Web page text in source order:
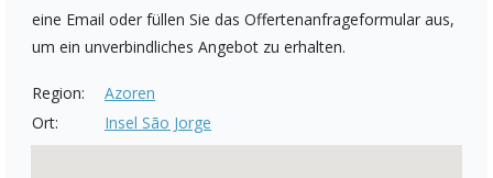
eine Email oder füllen Sie das Offertenanfrageformular aus,
um ein unverbindliches Angebot zu erhalten.
Region:
Azoren
Ort:
Insel São Jorge